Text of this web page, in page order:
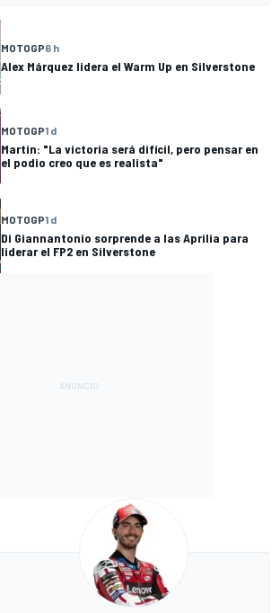
MOTOGP6 h
Alex Márquez lidera el Warm Up en Silverstone
MOTOGP1 d
Martin: "La victoria será difícil, pero pensar en
el podio creo que es realista"
MOTOGP1 d
Di Giannantonio sorprende a las Aprilia para
liderar el FP2 en Silverstone